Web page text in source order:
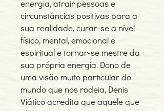
energia, atrair pessoas e
circunstâncias positivas para a
sua realidade, curar-se a nível
físico, mental, emocional e
espiritual e tornar-se mestre da
sua própria energia. Dono de
uma visão muito particular do
mundo que nos rodeia, Denis
Viático acredita que aquele que